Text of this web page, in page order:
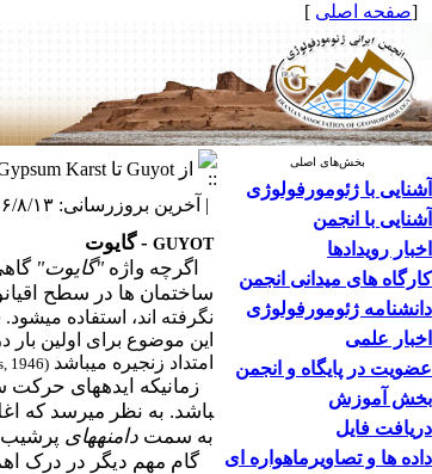
[صفحه اصلی ]
بخش‌های اصلی
آشنایی با ژئومورفولوژی
آشنایی با انجمن
اخبار رویدادها
کارگاه های میدانی انجمن
دانشنامه ژئومورفولوژی
اخبار علمی
عضویت در پایگاه و انجمن
بخش آموزش
دریافت فایل
داده ها و تصاویرماهواره ای
از Guyot تا Gypsum Karst
| آخرین بروزرسانی: ۱۳۹۶/۸/۱۳ |
GUYOT - گایوت
اگرچه واژه "گایوت"
ساختمان ها در سطح
نگرفته اند، استفاده
این موضوع برای اولین
امتداد زنجیره می­باشد (
1946
زمانی­که ایده­های حرکت سطح زمین در دهه
باشد. به نظر می­رسد که
به سمت دامنه­های پرشیب
گام مهم دیگر در درک